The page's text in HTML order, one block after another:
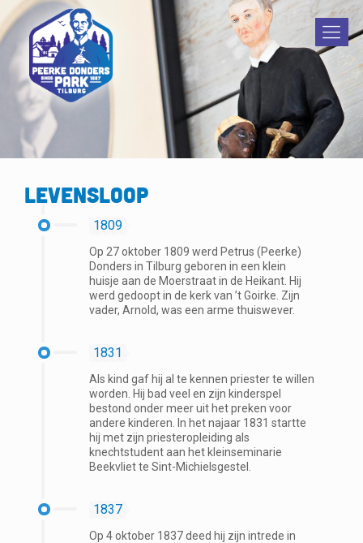
Levensloop
1809
Op 27 oktober 1809 werd Petrus (Peerke)
Donders in Tilburg geboren in een klein
huisje aan de Moerstraat in de Heikant. Hij
werd gedoopt in de kerk van ’t Goirke. Zijn
vader, Arnold, was een arme thuiswever.
1831
Als kind gaf hij al te kennen priester te willen
worden. Hij bad veel en zijn kinderspel
bestond onder meer uit het preken voor
andere kinderen. In het najaar 1831 startte
hij met zijn priesteropleiding als
knechtstudent aan het kleinseminarie
Beekvliet te Sint-Michielsgestel.
1837
Op 4 oktober 1837 deed hij zijn intrede in